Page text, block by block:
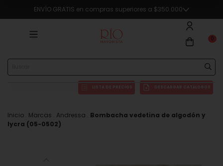
ENVÍO GRATIS en compras superiores a $350.000
0
LISTA DE PRECIOS DESCARGAR CATÁLOGOS
Inicio . Marcas . Andressa . Bombacha vedetina de algodón y
lycra (05-0502)